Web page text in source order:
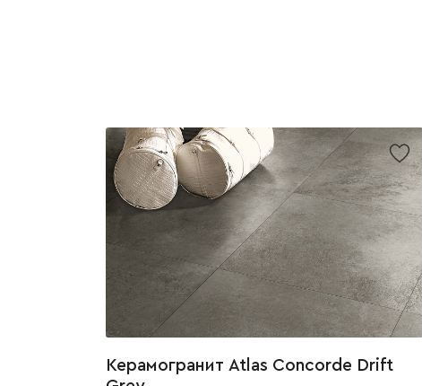
Керамогранит Atlas Concorde Drift